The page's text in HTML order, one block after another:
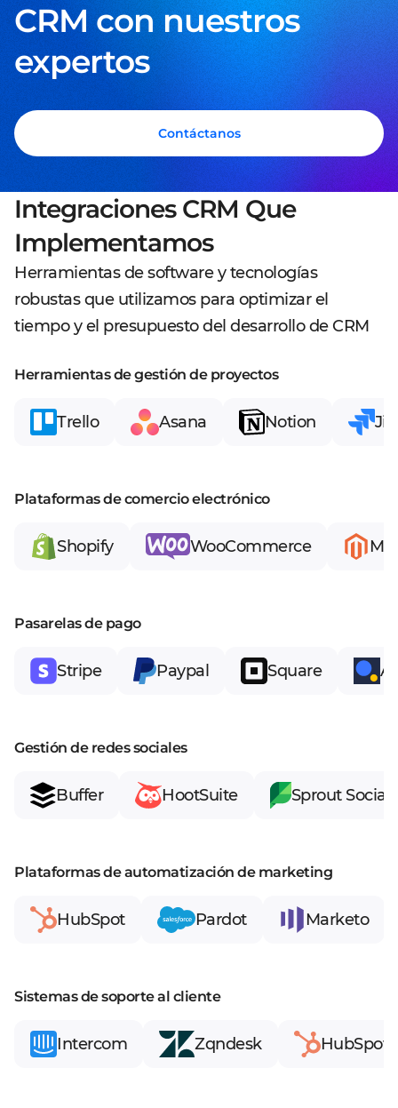
CRM con nuestros
expertos
Contáctanos
Integraciones CRM Que
Implementamos
Herramientas de software y tecnologías
robustas que utilizamos para optimizar el
tiempo y el presupuesto del desarrollo de CRM
Herramientas de gestión de proyectos
Trello Asana Notion
Plataformas de comercio electrónico
Shopify WooCommerce
Pasarelas de pago
Stripe Paypal Square
Gestión de redes sociales
Buffer HootSuite Sprout Social
Plataformas de automatización de marketing
HubSpot Pardot Marketo
Sistemas de soporte al cliente
Intercom Zqndesk HubSpot